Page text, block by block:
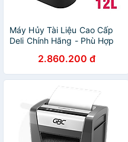
Máy Hủy Tài Liệu Cao Cấp
Deli Chính Hãng - Phù Hợp
Doanh Nghiệp, Văn Phòng,
Nhà Trường - Hàng Chính
Hãng - E9947
2.860.200 đ